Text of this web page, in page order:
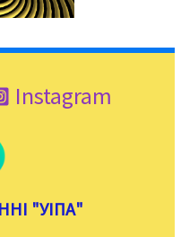
Instagram
"УІПА"